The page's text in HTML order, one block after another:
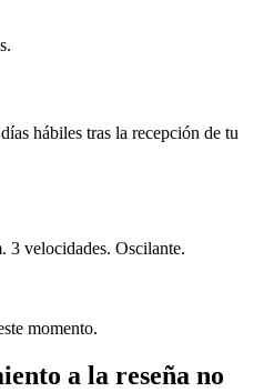
hábiles tras la recepción de tu
3 velocidades. Oscilante.
momento.
a la reseña no